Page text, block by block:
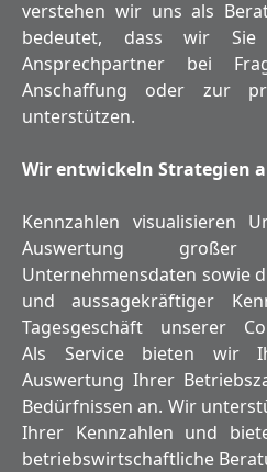
verstehen wir uns als
bedeutet, dass wir
Ansprechpartner bei
Anschaffung oder zur
unterstützen.
Wir entwickeln Strategien
Kennzahlen visualisieren
Auswertung
Unternehmensdaten sowie
und aussagekräftiger
Tagesgeschäft unserer
Als Service bieten wir
Auswertung Ihrer
Bedürfnissen an. Wir
Ihrer Kennzahlen und
betriebswirtschaftliche